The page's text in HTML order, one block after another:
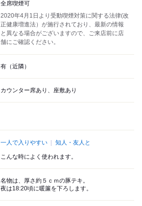
全席喫煙可
2020年4月1日より受動喫煙対策に関する法律(改
正健康増進法）が施行されており、最新の情報
と異なる場合がございますので、ご来店前に店
舗にご確認ください。
有（近隣）
カウンター席あり、座敷あり
一人で入りやすい 知人・友人と
こんな時によく使われます。
名物は、厚さ約５ｃｍの豚テキ。
夜は18:20頃に暖簾を下ろします。